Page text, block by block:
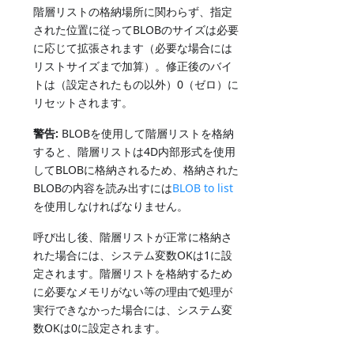
階層リストの格納場所に関わらず、指定
された位置に従ってBLOBのサイズは必要
に応じて拡張されます（必要な場合には
リストサイズまで加算）。修正後のバイ
トは（設定されたもの以外）0（ゼロ）に
リセットされます。
警告: BLOBを使用して階層リストを格納
すると、階層リストは4D内部形式を使用
してBLOBに格納されるため、格納された
BLOBの内容を読み出すにはBLOB to list
を使用しなければなりません。
呼び出し後、階層リストが正常に格納さ
れた場合には、システム変数OKは1に設
定されます。階層リストを格納するため
に必要なメモリがない等の理由で処理が
実行できなかった場合には、システム変
数OKは0に設定されます。